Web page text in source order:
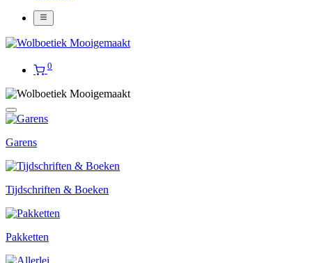
0
Garens
Tijdschriften & Boeken
Pakketten